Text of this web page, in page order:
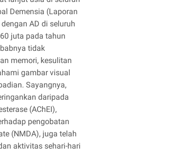
Demensia (Laporan
AD di seluruh
juta pada tahun
tidak
memori, kesulitan
gambar visual
Sayangnya,
daripada
(AChEI),
pengobatan
(NMDA), juga telah
aktivitas sehari-hari